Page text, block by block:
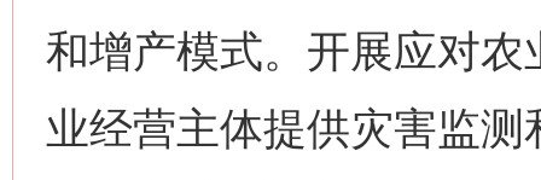
和增产模式。开展应对
业经营主体提供灾害监